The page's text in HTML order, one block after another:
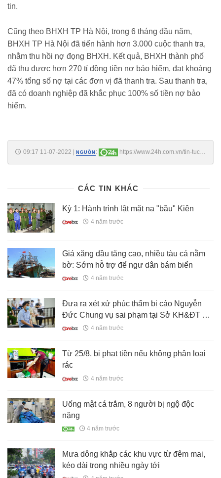
tin.
Cũng theo BHXH TP Hà Nội, trong 6 tháng đầu năm,
BHXH TP Hà Nội đã tiến hành hơn 3.000 cuộc thanh tra,
nhằm thu hồi nợ đọng BHXH. Kết quả, BHXH thành phố
đã thu được hơn 270 tỉ đồng tiền nợ bảo hiểm, đạt khoảng
47% tổng số nợ tại các đơn vị đã thanh tra. Sau thanh tra,
đã có doanh nghiệp đã khắc phục 100% số tiền nợ bảo
hiểm.
09:17 11-07-2022 NGUỒN :
https://www.24h.com.vn/tin-tuc-
CÁC TIN KHÁC
Kỳ 1: Hành trình lật mặt nạ "bầu" Kiên
4 năm trước
Giá xăng dầu tăng cao, nhiều tàu cá nằm
bờ: Sớm hỗ trợ để ngư dân bám biển
4 năm trước
Đưa ra xét xử phúc thẩm bị cáo Nguyễn
Đức Chung vụ sai phạm tại Sở KH&ĐT Hà
Nội
4 năm trước
Từ 25/8, bị phạt tiền nếu không phân loại
rác
4 năm trước
Uống mật cá trắm, 8 người bị ngộ độc
nặng
4 năm trước
Mưa dông khắp các khu vực từ đêm mai,
kéo dài trong nhiều ngày tới